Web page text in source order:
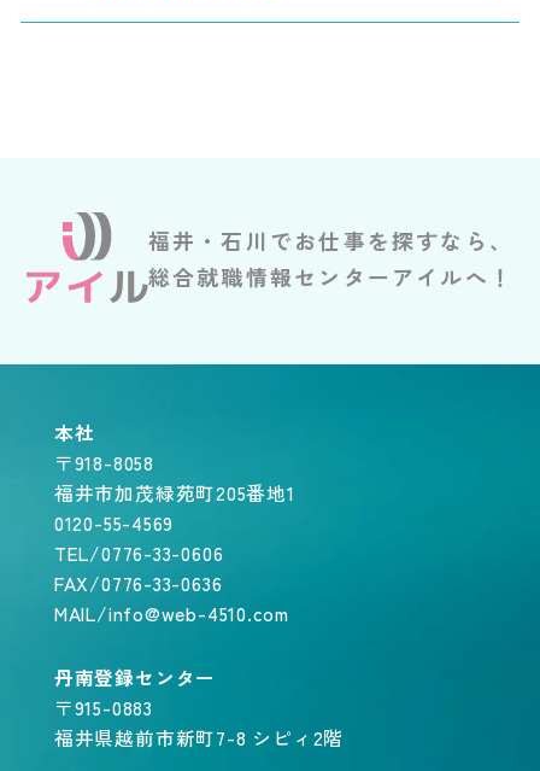
福井・石川でお仕事を探すなら、
総合就職情報センターアイルへ！
本社
〒918-8058
福井市加茂緑苑町205番地1
0120-55-4569
TEL/0776-33-0606
FAX/0776-33-0636
MAIL/info@web-4510.com
丹南登録センター
〒915-0883
福井県越前市新町7-8 シピィ2階